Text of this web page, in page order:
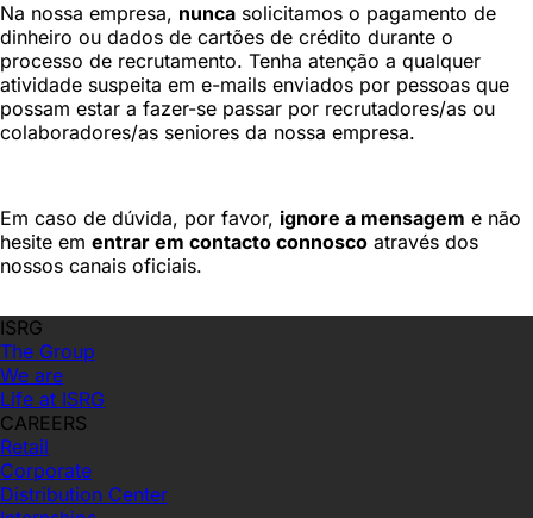
Na nossa empresa, nunca solicitamos o pagamento de
dinheiro ou dados de cartões de crédito durante o
processo de recrutamento. Tenha atenção a qualquer
atividade suspeita em e-mails enviados por pessoas que
possam estar a fazer-se passar por recrutadores/as ou
colaboradores/as seniores da nossa empresa.
Em caso de dúvida, por favor, ignore a mensagem e não
hesite em entrar em contacto connosco através dos
nossos canais oficiais.
ISRG
The Group
We are
Life at ISRG
CAREERS
Retail
Corporate
Distribution Center